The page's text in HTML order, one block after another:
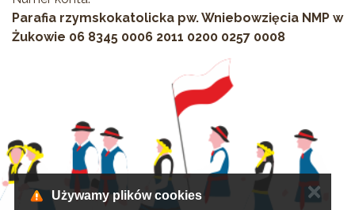
Parafia rzymskokatolicka pw. Wniebowzięcia NMP w
Żukowie 06 8345 0006 2011 0200 0257 0008
Używamy plików cookies ✕